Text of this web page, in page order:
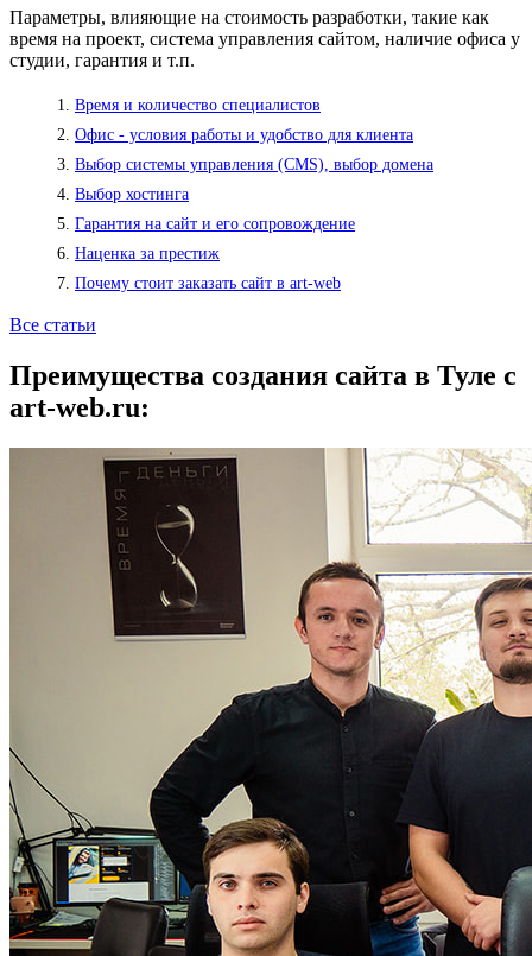
Параметры, влияющие на стоимость разработки, такие как
время на проект, система управления сайтом, наличие офиса у
студии, гарантия и т.п.
Время и количество специалистов
Офис - условия работы и удобство для клиента
Выбор системы управления (CMS), выбор домена
Выбор хостинга
Гарантия на сайт и его сопровождение
Наценка за престиж
Почему стоит заказать сайт в art-web
Все статьи
Преимущества создания сайта в Туле с
art-web.ru: